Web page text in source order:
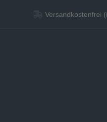
Versandkostenfrei
Versandkostenfrei